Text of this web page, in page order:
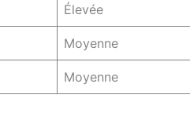
Élevée
Moyenne
Moyenne